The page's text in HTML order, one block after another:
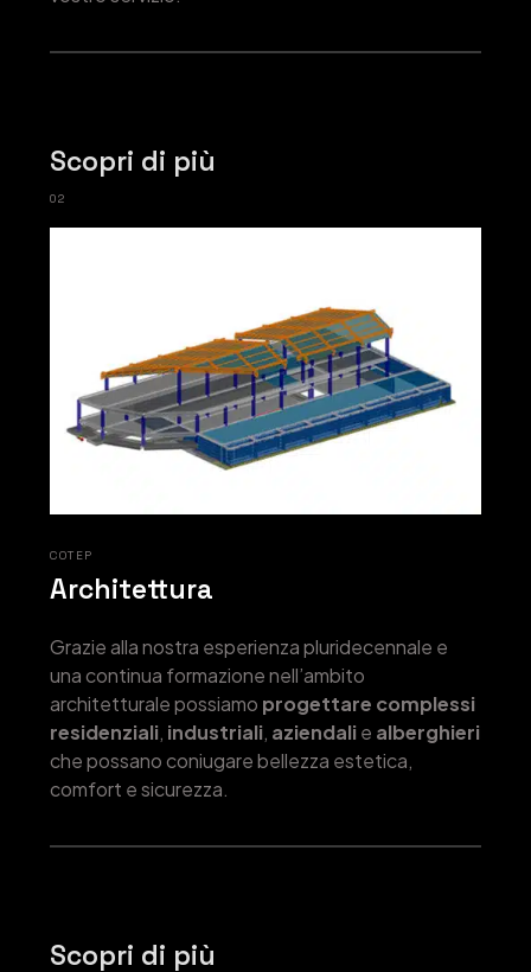
Scopri di più
02
COTEP
Architettura
Grazie alla nostra esperienza pluridecennale e
una continua formazione nell’ambito
architetturale possiamo progettare complessi
residenziali, industriali, aziendali e alberghieri
che possano coniugare bellezza estetica,
comfort e sicurezza.
Scopri di più